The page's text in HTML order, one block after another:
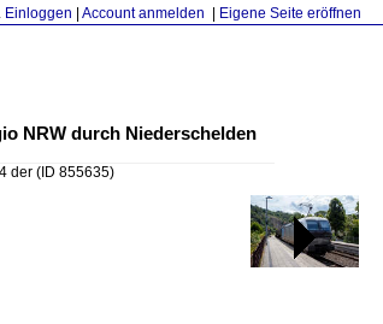
Einloggen Account anmelden Eigene Seite eröffnen
NRW durch Niederschelden
der (ID 855635)